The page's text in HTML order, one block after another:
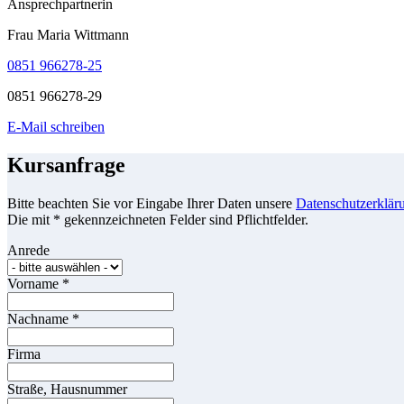
Ansprechpartnerin
Frau Maria Wittmann
0851 966278-25
0851 966278-29
E-Mail schreiben
Kursanfrage
Bitte beachten Sie vor Eingabe Ihrer Daten unsere
Die mit * gekennzeichneten Felder sind Pflichtfelder.
Anrede
Vorname *
Nachname *
Firma
Straße, Hausnummer